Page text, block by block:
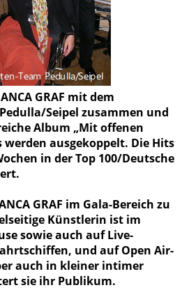
GRAF mit dem
Seipel zusammen und
Album „Mit offenen
werden ausgekoppelt. Die Hits
in der Top 100/Deutsche
GRAF im Gala-Bereich zu
Künstlerin ist im
sowie auch auf Live-
und auf Open Air-
auch in kleiner intimer
sie ihr Publikum.